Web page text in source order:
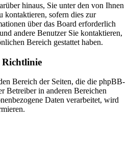
hinaus, Sie unter den von Ihnen
kontaktieren, sofern dies zur
über das Board erforderlich
andere Benutzer Sie kontaktieren,
Bereich gestattet haben.
Richtlinie
Bereich der Seiten, die die phpBB-
Betreiber in anderen Bereichen
Daten verarbeitet, wird